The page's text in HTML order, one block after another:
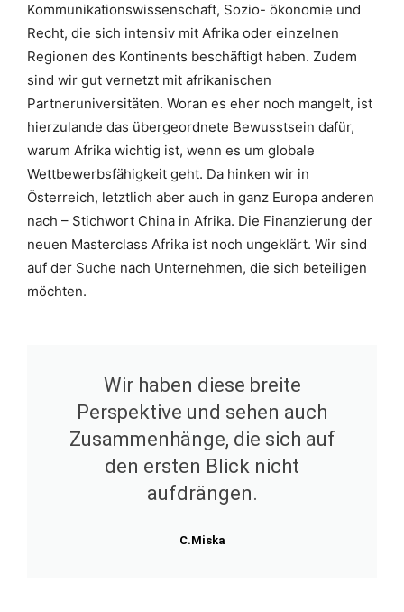
Kommunikationswissenschaft, Sozio- ökonomie und
Recht, die sich intensiv mit Afrika oder einzelnen
Regionen des Kontinents beschäftigt haben. Zudem
sind wir gut vernetzt mit afrikanischen
Partneruniversitäten. Woran es eher noch mangelt, ist
hierzulande das übergeordnete Bewusstsein dafür,
warum Afrika wichtig ist, wenn es um globale
Wettbewerbsfähigkeit geht. Da hinken wir in
Österreich, letztlich aber auch in ganz Europa anderen
nach – Stichwort China in Afrika. Die Finanzierung der
neuen Masterclass Afrika ist noch ungeklärt. Wir sind
auf der Suche nach Unternehmen, die sich beteiligen
möchten.
Wir haben diese breite
Perspektive und sehen auch
Zusammenhänge, die sich auf
den ersten Blick nicht
aufdrängen.
C.Miska